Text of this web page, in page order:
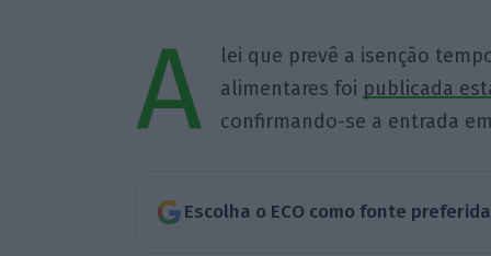
A
lei que prevê a isenção
alimentares foi publicada
confirmando-se a entrada
Escolha o ECO como fonte